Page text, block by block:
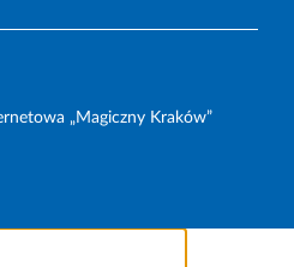
„Magiczny Kraków”